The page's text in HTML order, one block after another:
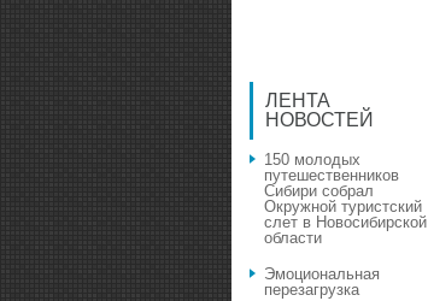
ЛЕНТА
НОВОСТЕЙ
150 молодых
путешественников
Сибири собрал
Окружной туристский
слет в Новосибирской
области
Эмоциональная
перезагрузка